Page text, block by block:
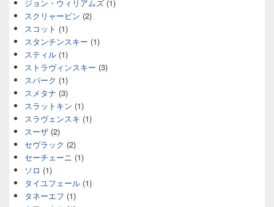
ジョン・ウィリアムズ (1)
スクリャービン (2)
スコット (1)
スタンチンスキー (1)
スティル (1)
ストラヴィンスキー (3)
スパーク (1)
スメタナ (3)
スラットキン (1)
スラヴェンスキ (1)
スーザ (2)
セヴラック (2)
セーチェーニ (1)
ソロ (1)
タイユフェール (1)
タネーエフ (1)